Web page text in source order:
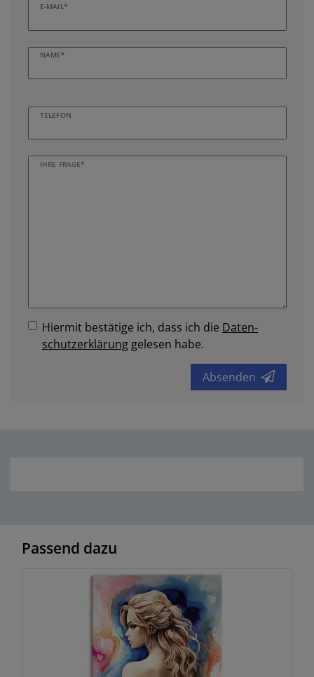
E-MAIL*
NAME*
TELEFON
IHRE FRAGE*
Hiermit bestätige ich, dass ich die Daten­
schutz­erklärung gelesen habe.
Absenden
Passend dazu